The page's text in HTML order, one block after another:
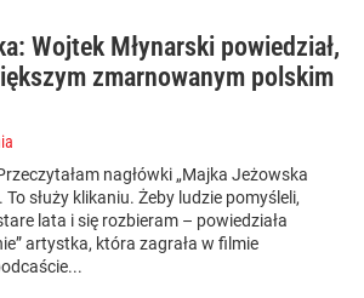
Wojtek Młynarski powiedział,
zmarnowanym polskim
nagłówki „Majka Jeżowska
służy klikaniu. Żeby ludzie pomyśleli,
lata i się rozbieram – powiedziała
artystka, która zagrała w filmie